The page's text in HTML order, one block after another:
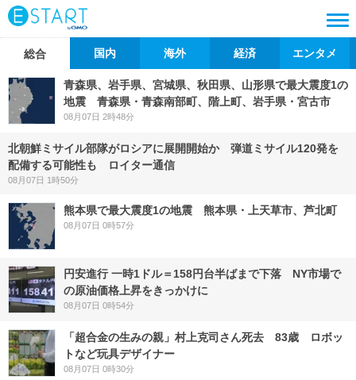
総合 国内 海外 経済 エンタメ
青森県、岩手県、宮城県、秋田県、山形県で最大震度1の
地震 青森県・青森南部町、階上町、岩手県・宮古市
08月07日 2時48分
北朝鮮ミサイル部隊がロシアに展開開始か 弾道ミサイル120発を
配備する可能性も ロイター通信
08月07日 1時50分
熊本県で最大震度1の地震 熊本県・上天草市、芦北町
08月07日 0時57分
円安進行 一時1ドル＝158円台半ばまで下落 NY市場で
の原油価格上昇をきっかけに
08月07日 0時54分
「超合金の生みの親」村上克司さん死去 83歳 ロボッ
トなど玩具デザイナー
08月07日 0時30分